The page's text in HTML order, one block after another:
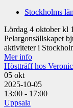
Stockholms län
Lördag 4 oktober kl
Pelargonsällskapet
aktiviteter i
Mer info
Höstträff hos
05 okt
2025-10-05
13:00 - 17:00
Uppsala